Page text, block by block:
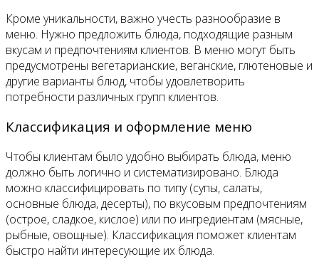
Кроме уникальности, важно учесть разнообразие в
меню. Нужно предложить блюда, подходящие разным
вкусам и предпочтениям клиентов. В меню могут быть
предусмотрены вегетарианские, веганские, глютеновые и
другие варианты блюд, чтобы удовлетворить
потребности различных групп клиентов.
Классификация и оформление меню
Чтобы клиентам было удобно выбирать блюда, меню
должно быть логично и систематизировано. Блюда
можно классифицировать по типу (супы, салаты,
основные блюда, десерты), по вкусовым предпочтениям
(острое, сладкое, кислое) или по ингредиентам (мясные,
рыбные, овощные). Классификация поможет клиентам
быстро найти интересующие их блюда.